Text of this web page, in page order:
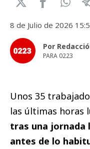
8 de Julio de 2026
Por
PARA 0223
Unos 35
las últimas horas
tras una jornada
antes de lo